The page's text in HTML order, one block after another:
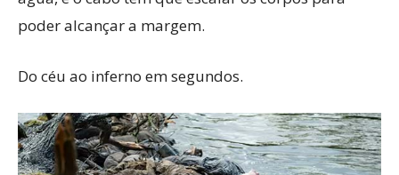
poder alcançar a margem.
Do céu ao inferno em segundos.